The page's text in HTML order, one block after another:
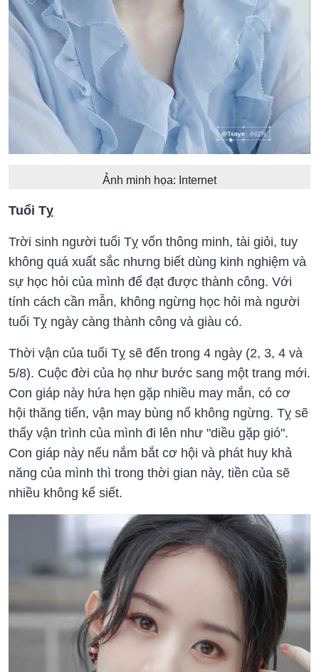
Ảnh minh họa: Internet
Tuổi Tỵ
Trời sinh người tuổi Tỵ vốn thông minh, tài giỏi, tuy
không quá xuất sắc nhưng biết dùng kinh nghiệm và
sự học hỏi của mình để đạt được thành công. Với
tính cách cần mẫn, không ngừng học hỏi mà người
tuổi Tỵ ngày càng thành công và giàu có.
Thời vận của tuổi Tỵ sẽ đến trong 4 ngày (2, 3, 4 và
5/8). Cuộc đời của họ như bước sang một trang mới.
Con giáp này hứa hẹn gặp nhiều may mắn, có cơ
hội thăng tiến, vận may bùng nổ không ngừng. Tỵ sẽ
thấy vận trình của mình đi lên như "diều gặp gió".
Con giáp này nếu nắm bắt cơ hội và phát huy khả
năng của mình thì trong thời gian này, tiền của sẽ
nhiều không kể siết.